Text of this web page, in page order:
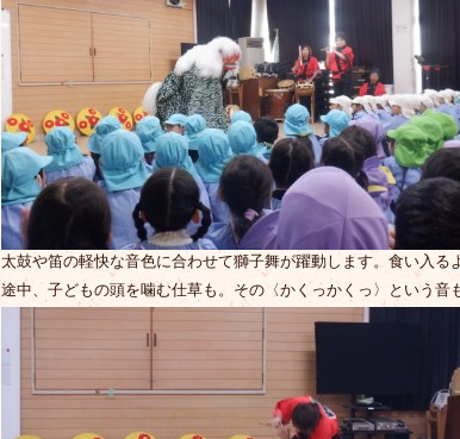
太鼓や笛の軽快な音色に合わせて獅子舞が躍動します。食い入る
途中、子どもの頭を噛む仕草も。その〈かくっかくっ〉という音